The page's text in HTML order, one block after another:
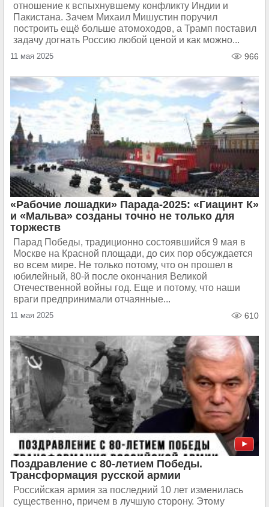
отношение к вспыхнувшему конфликту Индии и
Пакистана. Зачем Михаил Мишустин поручил
построить ещё больше атомоходов, а Трамп поставил
задачу догнать Россию любой ценой и как можно...
11 мая 2025 966
«Рабочие лошадки» Парада-2025: «Гиацинт К»
и «Мальва» созданы точно не только для
торжеств
Парад Победы, традиционно состоявшийся 9 мая в
Москве на Красной площади, до сих пор обсуждается
во всем мире. Не только потому, что он прошел в
юбилейный, 80-й после окончания Великой
Отечественной войны год. Еще и потому, что наши
враги предпринимали отчаянные...
11 мая 2025 610
Поздравление с 80-летием Победы.
Трансформация русской армии
Российская армия за последний 10 лет изменилась
существенно, причем в лучшую сторону. Этому